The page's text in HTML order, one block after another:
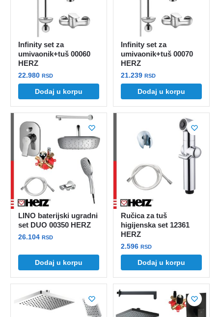
Infinity set za
umivaonik+tuš 00060
HERZ
22.980RSD
Dodaj u korpu
Infinity set za
umivaonik+tuš 00070
HERZ
21.239RSD
Dodaj u korpu
LINO baterijski ugradni
set DUO 00350 HERZ
26.104RSD
Dodaj u korpu
Ručica za tuš
higijenska set 12361
HERZ
2.596RSD
Dodaj u korpu